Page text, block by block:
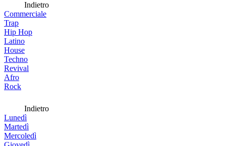
Indietro
Commerciale
Trap
Hip Hop
Latino
House
Techno
Revival
Afro
Rock
Indietro
Lunedì
Martedì
Mercoledì